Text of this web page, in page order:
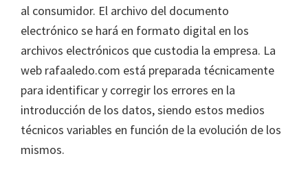
al consumidor. El archivo del documento
electrónico se hará en formato digital en los
archivos electrónicos que custodia la empresa. La
web rafaaledo.com está preparada técnicamente
para identificar y corregir los errores en la
introducción de los datos, siendo estos medios
técnicos variables en función de la evolución de los
mismos.